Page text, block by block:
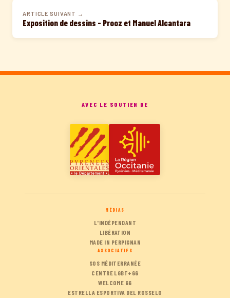
ARTICLE SUIVANT →
Exposition de dessins – Prooz et Manuel Alcantara
AVEC LE SOUTIEN DE
MÉDIAS
L'INDÉPENDANT
LIBÉRATION
MADE IN PERPIGNAN
ASSOCIATIFS
SOS MÉDITERRANÉE
CENTRE LGBT+66
WELCOME 66
ESTRELLA ESPORTIVA DEL ROSSELO